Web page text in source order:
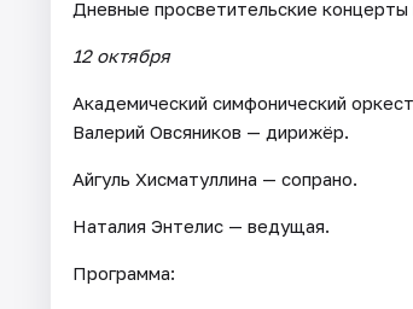
Дневные просветительские концерты
12 октября
Академический симфонический
Валерий Овсяников — дирижёр.
Айгуль Хисматуллина — сопрано.
Наталия Энтелис — ведущая.
Программа: